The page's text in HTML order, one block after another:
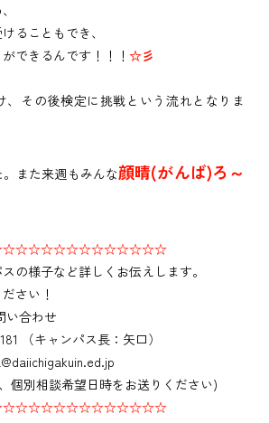
ることもでき、
できるんです！！！ ☆彡
、その後検定に挑戦という流れとなりま
また来週もみんな顔晴(がんば)ろ～
の様子など詳しくお伝えします。
さい！
合わせ
（キャンパス長：矢口）
個別相談希望日時をお送りください)